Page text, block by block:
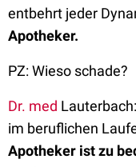
entbehrt jeder
Apotheker.
PZ: Wieso schade?
Dr. med
im beruflichen
Apotheker ist zu